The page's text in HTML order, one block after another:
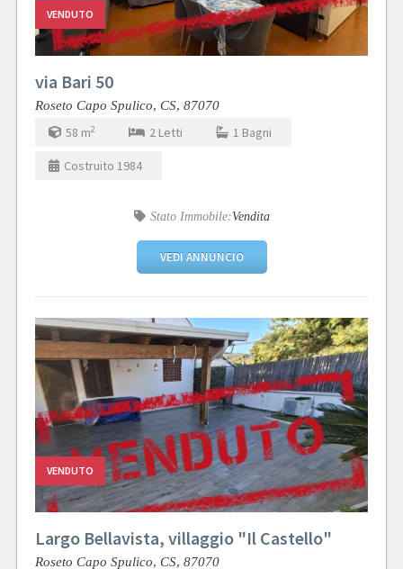
VENDUTO
via Bari 50
Roseto Capo Spulico, CS, 87070
58 m2 2 Letti 1 Bagni
Costruito 1984
Stato Immobile:Vendita
VEDI ANNUNCIO
VENDUTO
Largo Bellavista, villaggio "Il Castello"
Roseto Capo Spulico, CS, 87070